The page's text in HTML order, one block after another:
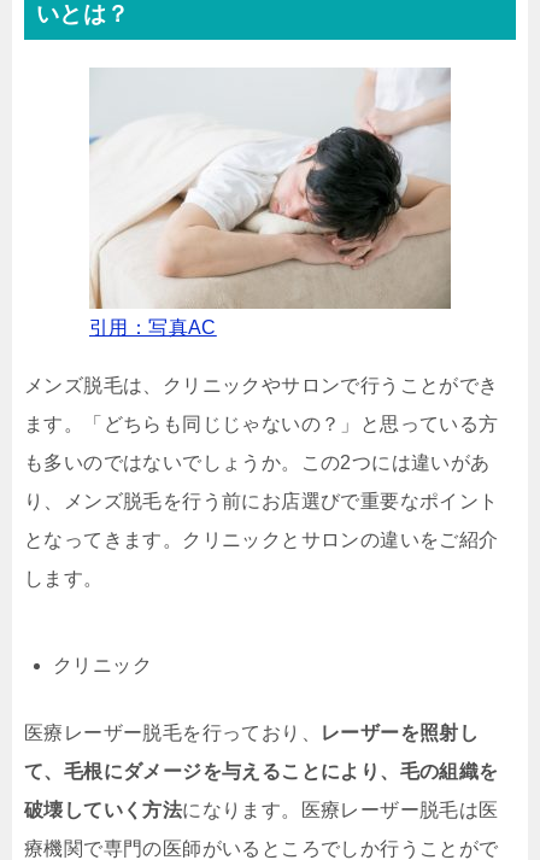
いとは？
引用：写真AC
メンズ脱毛は、クリニックやサロンで行うことができ
ます。「どちらも同じじゃないの？」と思っている方
も多いのではないでしょうか。この2つには違いがあ
り、メンズ脱毛を行う前にお店選びで重要なポイント
となってきます。クリニックとサロンの違いをご紹介
します。
クリニック
医療レーザー脱毛を行っており、
レーザーを照射し
て、毛根にダメージを与えることにより、毛の組織を
破壊していく方法になります。医療レーザー脱毛は医
療機関で専門の医師がいるところでしか行うことがで